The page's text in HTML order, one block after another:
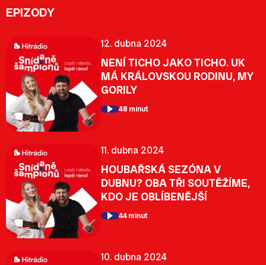
EPIZODY
12. dubna 2024
NENÍ TICHO JAKO TICHO. UK
MÁ KRÁLOVSKOU RODINU, MY
GORILY
48 minut
11. dubna 2024
HOUBAŘSKÁ SEZÓNA V
DUBNU? OBA TŘI SOUTĚŽÍME,
KDO JE OBLÍBENĚJŠÍ
44 minut
10. dubna 2024